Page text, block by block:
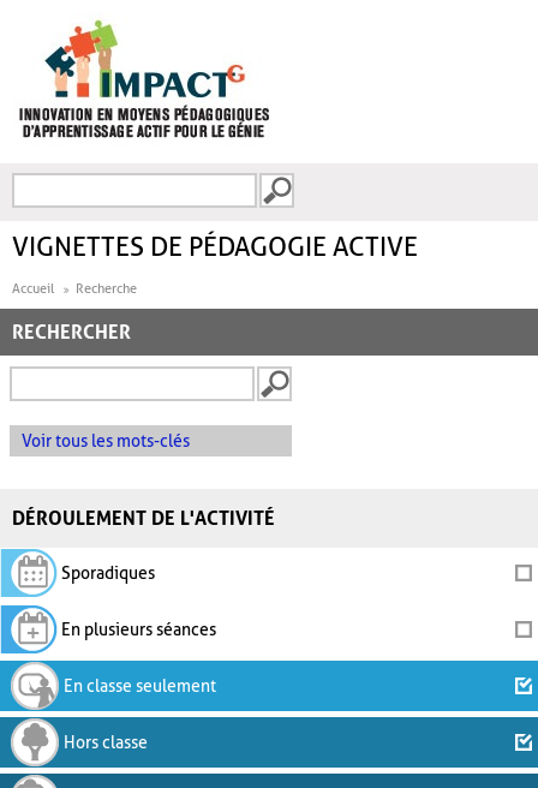
FORMULAIRE DE
VIGNETTES DE PÉDAGOGIE ACTIVE
Accueil Recherche
RECHERCHER
Voir tous les mots-clés
DÉROULEMENT DE L'ACTIVITÉ
Sporadiques
En plusieurs séances
En classe seulement
Hors classe